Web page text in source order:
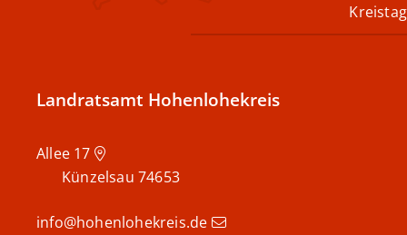
Kreistag
Landratsamt Hohenlohekreis
74653
Künzelsau
info@hohenlohekreis.de